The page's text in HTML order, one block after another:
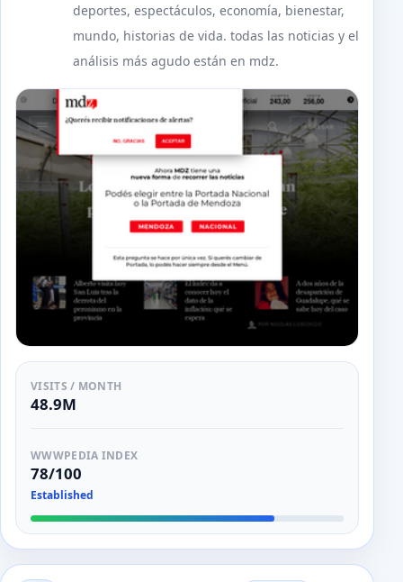
deportes, espectáculos, economía, bienestar,
mundo, historias de vida. todas las noticias y el
análisis más agudo están en mdz.
VISITS / MONTH
48.9M
WWWPEDIA INDEX
78/100
Established